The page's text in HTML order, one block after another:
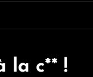
la c** !